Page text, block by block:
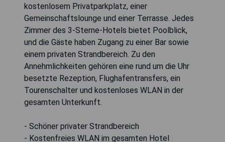
kostenlosem Privatparkplatz, einer
Gemeinschaftslounge und einer Terrasse. Jedes
Zimmer des 3-Sterne-Hotels bietet Poolblick,
und die Gäste haben Zugang zu einer Bar sowie
einem privaten Strandbereich. Zu den
Annehmlichkeiten gehören eine rund um die Uhr
besetzte Rezeption, Flughafentransfers, ein
Tourenschalter und kostenloses WLAN in der
gesamten Unterkunft.
- Schöner privater Strandbereich
- Kostenfreies WLAN im gesamten Hotel